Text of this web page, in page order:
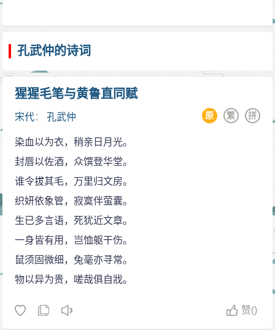
孔武仲的诗词
猩猩毛笔与黄鲁直同赋
宋代：孔武仲 拼
繁
原
染血以为衣，稍亲日月光。
封唇以佐酒，众馔登华堂。
谁令拔其毛，万里归文房。
织妍依象管，寂寞伴萤囊。
生已多言语，死犹近文章。
一身皆有用，岂恤躯干伤。
鼠须固微细，兔毫亦寻常。
物以异为贵，嗟哉俱自戕。
赞()